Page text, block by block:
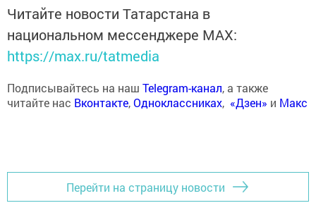
Читайте новости Татарстана в
национальном мессенджере MАХ:
https://max.ru/tatmedia
Подписывайтесь на наш Telegram-канал, а также
читайте нас Вконтакте,Одноклассниках, «Дзен» и Макс
Перейти на страницу новости